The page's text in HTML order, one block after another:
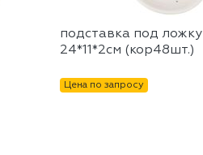
подставка под ложку
24*11*2см (кор48шт.)
Цена по запросу